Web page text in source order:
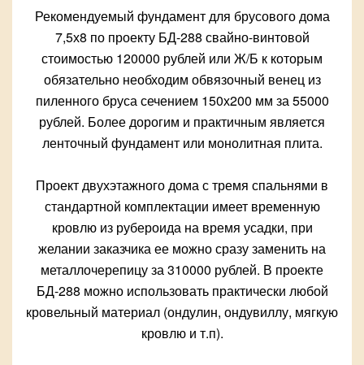
Рекомендуемый фундамент для брусового дома
7,5х8 по проекту БД-288 свайно-винтовой
стоимостью 120000 рублей или Ж/Б к которым
обязательно необходим обвязочный венец из
пиленного бруса сечением 150х200 мм за 55000
рублей. Более дорогим и практичным является
ленточный фундамент или монолитная плита.
Проект двухэтажного дома с тремя спальнями в
стандартной комплектации имеет временную
кровлю из рубероида на время усадки, при
желании заказчика ее можно сразу заменить на
металлочерепицу за 310000 рублей. В проекте
БД-288 можно использовать практически любой
кровельный материал (ондулин, ондувиллу, мягкую
кровлю и т.п).